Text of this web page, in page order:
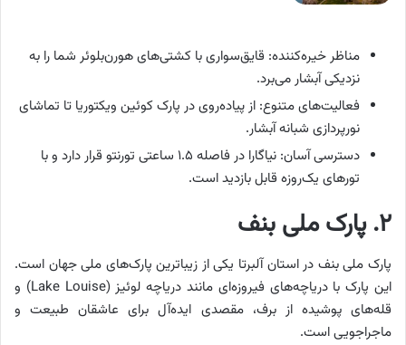
مناظر خیره‌کننده: قایق‌سواری با کشتی‌های هورن‌بلوئر شما را به
نزدیکی آبشار می‌برد.
فعالیت‌های متنوع: از پیاده‌روی در پارک کوئین ویکتوریا تا تماشای
نورپردازی شبانه آبشار.
دسترسی آسان: نیاگارا در فاصله ۱.۵ ساعتی تورنتو قرار دارد و با
تورهای یک‌روزه قابل بازدید است.
۲. پارک ملی بنف
پارک ملی بنف در استان آلبرتا یکی از زیباترین پارک‌های ملی جهان است.
این پارک با دریاچه‌های فیروزه‌ای مانند دریاچه لوئیز (Lake Louise) و
قله‌های پوشیده از برف، مقصدی ایده‌آل برای عاشقان طبیعت و
ماجراجویی است.